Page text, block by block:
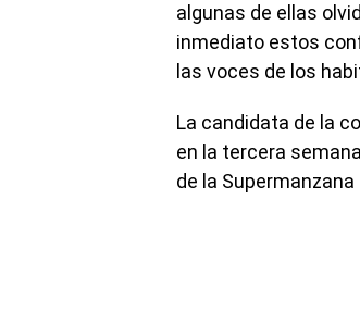
algunas de ellas
inmediato estos
las voces de los
La candidata de la
en la tercera
de la